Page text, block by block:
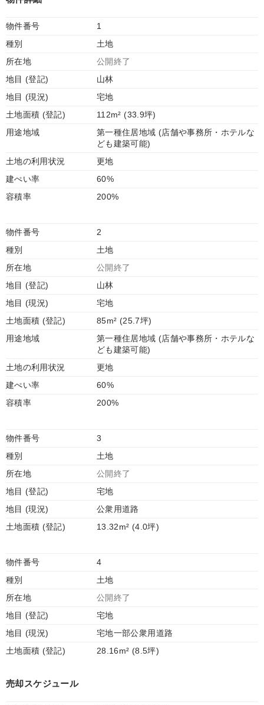
物件番号
1
種別
土地
所在地
公開終了
地目 (登記)
山林
地目 (現況)
宅地
土地面積 (登記)
112m² (33.9坪)
用途地域
第一種住居地域 (店舗や事務所・ホテルな
ども建築可能)
土地の利用状況
更地
建ぺい率
60%
容積率
200%
物件番号
2
種別
土地
所在地
公開終了
地目 (登記)
山林
地目 (現況)
宅地
土地面積 (登記)
85m² (25.7坪)
用途地域
第一種住居地域 (店舗や事務所・ホテルな
ども建築可能)
土地の利用状況
更地
建ぺい率
60%
容積率
200%
物件番号
3
種別
土地
所在地
公開終了
地目 (登記)
宅地
地目 (現況)
公衆用道路
土地面積 (登記)
13.32m² (4.0坪)
物件番号
4
種別
土地
所在地
公開終了
地目 (登記)
宅地
地目 (現況)
宅地一部公衆用道路
土地面積 (登記)
28.16m² (8.5坪)
売却スケジュール